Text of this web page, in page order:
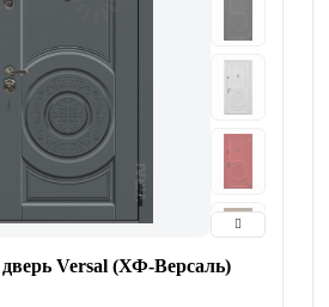
Versal (ХФ-Версаль)